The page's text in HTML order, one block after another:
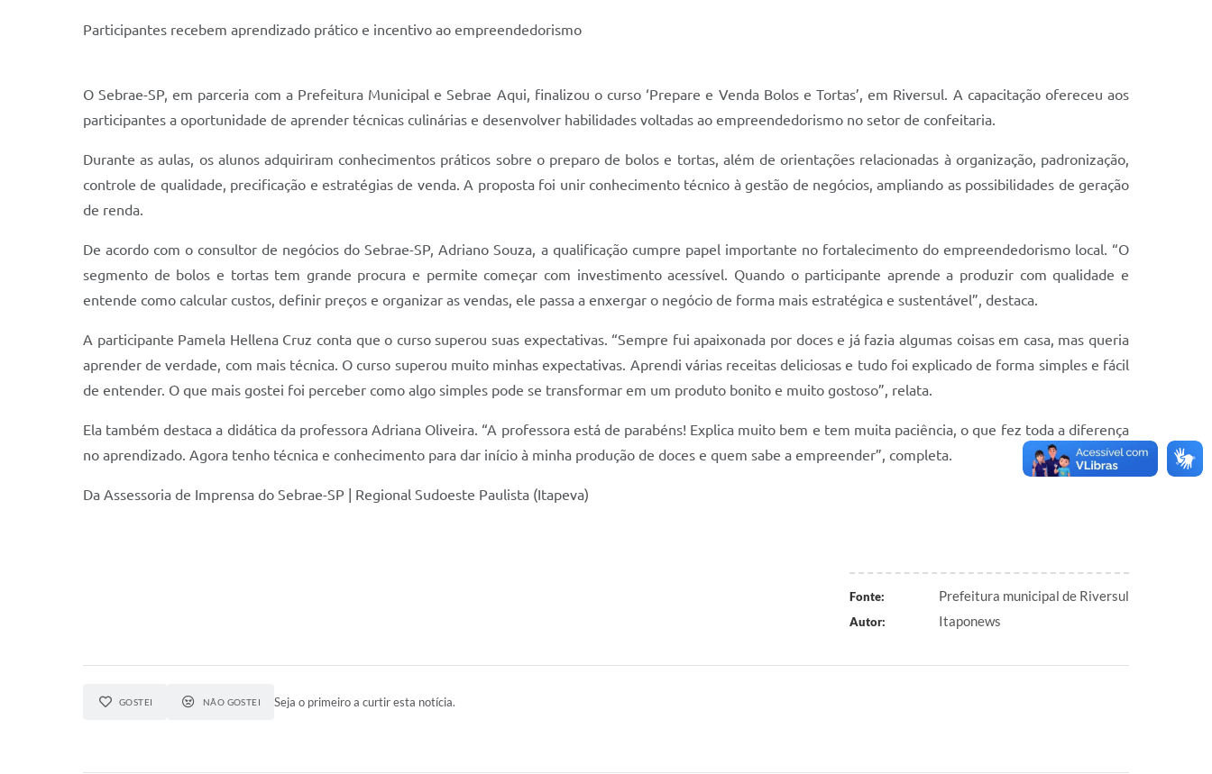
Participantes recebem aprendizado prático e incentivo ao empreendedorismo
O Sebrae-SP, em parceria com a Prefeitura Municipal e Sebrae Aqui, finalizou o curso ‘Prepare e Venda Bolos e Tortas’, em Riversul. A capacitação ofereceu aos
participantes a oportunidade de aprender técnicas culinárias e desenvolver habilidades voltadas ao empreendedorismo no setor de confeitaria.
Durante as aulas, os alunos adquiriram conhecimentos práticos sobre o preparo de bolos e tortas, além de orientações relacionadas à organização, padronização,
controle de qualidade, precificação e estratégias de venda. A proposta foi unir conhecimento técnico à gestão de negócios, ampliando as possibilidades de geração
de renda.
De acordo com o consultor de negócios do Sebrae-SP, Adriano Souza, a qualificação cumpre papel importante no fortalecimento do empreendedorismo local. “O
segmento de bolos e tortas tem grande procura e permite começar com investimento acessível. Quando o participante aprende a produzir com qualidade e
entende como calcular custos, definir preços e organizar as vendas, ele passa a enxergar o negócio de forma mais estratégica e sustentável”, destaca.
A participante Pamela Hellena Cruz conta que o curso superou suas expectativas. “Sempre fui apaixonada por doces e já fazia algumas coisas em casa, mas queria
aprender de verdade, com mais técnica. O curso superou muito minhas expectativas. Aprendi várias receitas deliciosas e tudo foi explicado de forma simples e fácil
de entender. O que mais gostei foi perceber como algo simples pode se transformar em um produto bonito e muito gostoso”, relata.
Ela também destaca a didática da professora Adriana Oliveira. “A professora está de parabéns! Explica muito bem e tem muita paciência, o que fez toda a diferença
no aprendizado. Agora tenho técnica e conhecimento para dar início à minha produção de doces e quem sabe a empreender”, completa.
Da Assessoria de Imprensa do Sebrae-SP | Regional Sudoeste Paulista (Itapeva)
Fonte: Prefeitura municipal de Riversul
Autor: Itaponews
GOSTEI NÃO GOSTEI Seja o primeiro a curtir esta notícia.